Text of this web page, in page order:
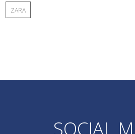
ZARA
SOCIAL